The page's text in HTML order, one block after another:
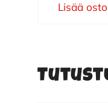
Lisää